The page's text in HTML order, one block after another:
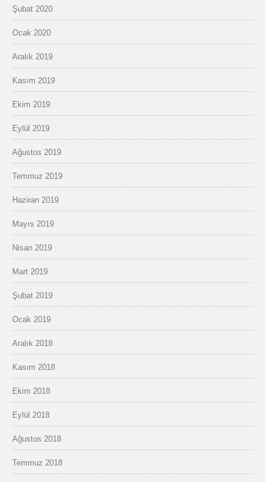
Şubat 2020
Ocak 2020
Aralık 2019
Kasım 2019
Ekim 2019
Eylül 2019
Ağustos 2019
Temmuz 2019
Haziran 2019
Mayıs 2019
Nisan 2019
Mart 2019
Şubat 2019
Ocak 2019
Aralık 2018
Kasım 2018
Ekim 2018
Eylül 2018
Ağustos 2018
Temmuz 2018